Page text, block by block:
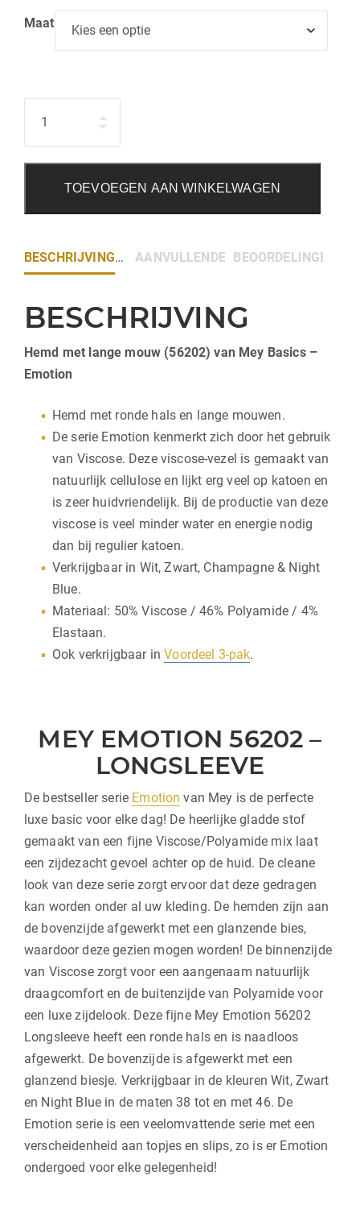
Maat
TOEVOEGEN AAN WINKELWAGEN
BESCHRIJVING AANVULLENDE INFORMATIE
BEOORDELINGEN (0)
BESCHRIJVING
Hemd met lange mouw (56202) van Mey Basics –
Emotion
Hemd met ronde hals en lange mouwen.
De serie Emotion kenmerkt zich door het gebruik
van Viscose. Deze viscose-vezel is gemaakt van
natuurlijk cellulose en lijkt erg veel op katoen en
is zeer huidvriendelijk. Bij de productie van deze
viscose is veel minder water en energie nodig
dan bij regulier katoen.
Verkrijgbaar in Wit, Zwart, Champagne & Night
Blue.
Materiaal: 50% Viscose / 46% Polyamide / 4%
Elastaan.
Ook verkrijgbaar inVoordeel 3-pak.
MEY EMOTION 56202 –
LONGSLEEVE
De bestseller serie Emotion van Mey is de perfecte
luxe basic voor elke dag! De heerlijke gladde stof
gemaakt van een fijne Viscose/Polyamide mix laat
een zijdezacht gevoel achter op de huid. De cleane
look van deze serie zorgt ervoor dat deze gedragen
kan worden onder al uw kleding. De hemden zijn aan
de bovenzijde afgewerkt met een glanzende bies,
waardoor deze gezien mogen worden! De binnenzijde
van Viscose zorgt voor een aangenaam natuurlijk
draagcomfort en de buitenzijde van Polyamide voor
een luxe zijdelook. Deze fijne Mey Emotion 56202
Longsleeve heeft een ronde hals en is naadloos
afgewerkt. De bovenzijde is afgewerkt met een
glanzend biesje. Verkrijgbaar in de kleuren Wit, Zwart
en Night Blue in de maten 38 tot en met 46. De
Emotion serie is een veelomvattende serie met een
verscheidenheid aan topjes en slips, zo is er Emotion
ondergoed voor elke gelegenheid!